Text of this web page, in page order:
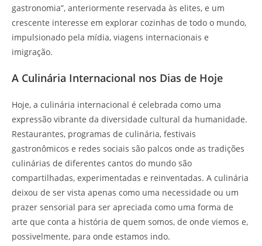
gastronomia”, anteriormente reservada às elites, e um
crescente interesse em explorar cozinhas de todo o mundo,
impulsionado pela mídia, viagens internacionais e
imigração.
A Culinária Internacional nos Dias de Hoje
Hoje, a culinária internacional é celebrada como uma
expressão vibrante da diversidade cultural da humanidade.
Restaurantes, programas de culinária, festivais
gastronômicos e redes sociais são palcos onde as tradições
culinárias de diferentes cantos do mundo são
compartilhadas, experimentadas e reinventadas. A culinária
deixou de ser vista apenas como uma necessidade ou um
prazer sensorial para ser apreciada como uma forma de
arte que conta a história de quem somos, de onde viemos e,
possivelmente, para onde estamos indo.